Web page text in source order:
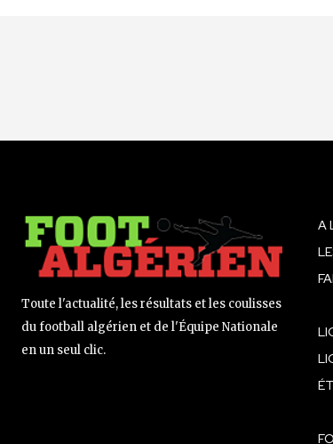
Toute l'actualité, les résultats et les coulisses
du football algérien et de l'Équipe Nationale
en un seul clic.
A